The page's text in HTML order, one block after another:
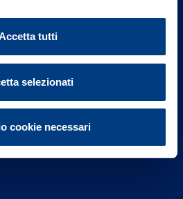
tutti
selezionati
cookie necessari